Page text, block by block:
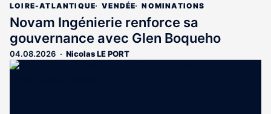
LOIRE-ATLANTIQUE VENDÉE NOMINATIONS
Novam Ingénierie renforce sa
gouvernance avec Glen Boqueho
04.08.2026 Nicolas LE PORT